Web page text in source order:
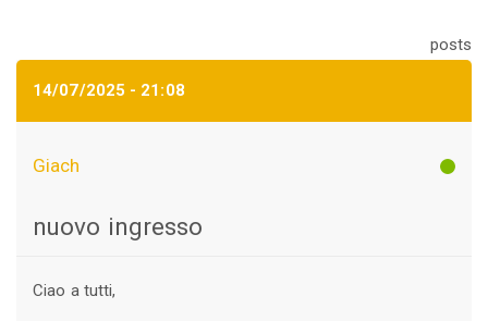
posts
14/07/2025 - 21:08
Giach
nuovo ingresso
Ciao a tutti,